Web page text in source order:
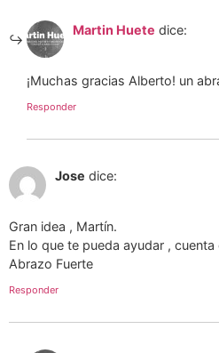
Martin Huete dice:
¡Muchas gracias Alberto! un
Responder
Jose dice:
Gran idea , Martín.
En lo que te pueda ayudar ,
Abrazo Fuerte
Responder